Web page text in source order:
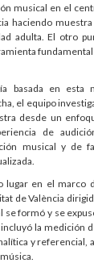
musical en el
haciendo
adulta. El otro
basada en esta
el equipo
desde un
de
musical y de
lugar en el marco
de València
se formó y se
la medición
y referencial,